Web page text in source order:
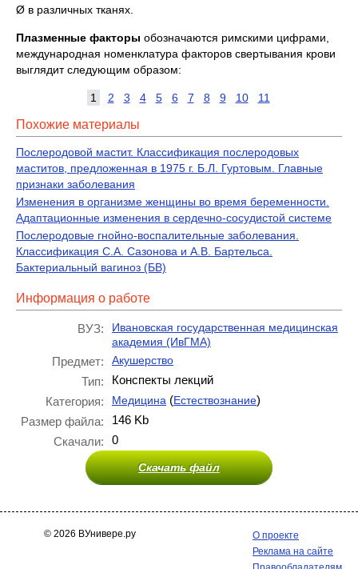
Ø в различных тканях.
Плазменные факторы обозначаются римскими цифрами,
международная номенклатура факторов свертывания крови
выглядит следующим образом:
1 2 3 4 5 6 7 8 9 10 11
Похожие материалы
Послеродовой мастит. Классификация послеродовых
маститов, предложенная в 1975 г. Б.Л. Гуртовым. Главные
признаки заболевания
Изменения в организме женщины во время беременности.
Адаптационные изменения в сердечно-сосудистой системе
Послеродовые гнойно-воспалительные заболевания.
Классификация С.А. Сазонова и А.В. Бартельса.
Бактериальный вагиноз (БВ)
Информация о работе
ВУЗ:
Ивановская государственная медицинская
академия (ИвГМА)
Предмет: Акушерство
Тип:
Конспекты лекций
Категория:
Медицина (Естествознание)
Размер файла:
146 Kb
Скачали:
0
Скачать файл
© 2026 ВУнивере.ру
О проекте
Реклама на сайте